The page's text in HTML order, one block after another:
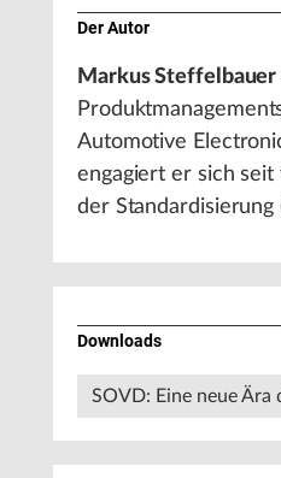
Der Autor
Markus Steffelbauer
Automotive
engagiert er sich seit
der Standardisierung
Downloads
SOVD: Eine neue Ära